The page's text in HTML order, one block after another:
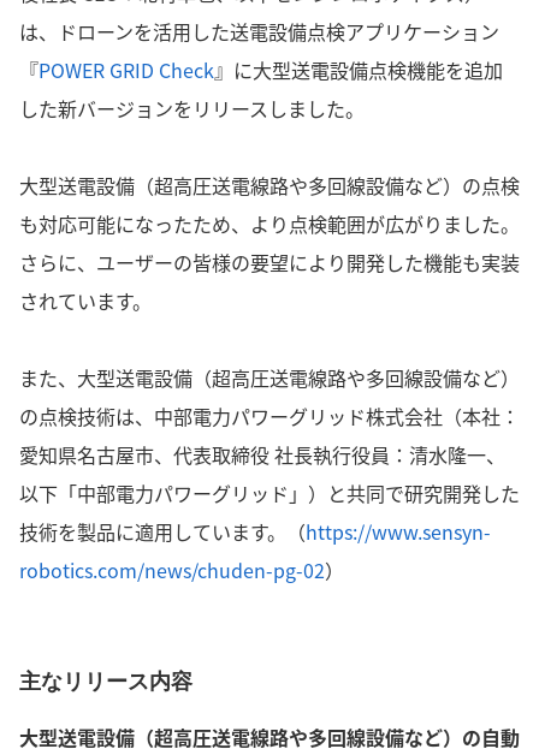
は、ドローンを活用した送電設備点検アプリケーション
『POWER GRID Check』に大型送電設備点検機能を追加
した新バージョンをリリースしました。
大型送電設備（超高圧送電線路や多回線設備など）の点検
も対応可能になったため、より点検範囲が広がりました。
さらに、ユーザーの皆様の要望により開発した機能も実装
されています。
また、大型送電設備（超高圧送電線路や多回線設備など）
の点検技術は、中部電力パワーグリッド株式会社（本社：
愛知県名古屋市、代表取締役 社長執行役員：清水隆一、
以下「中部電力パワーグリッド」）と共同で研究開発した
技術を製品に適用しています。（https://www.sensyn-
robotics.com/news/chuden-pg-02）
主なリリース内容
大型送電設備（超高圧送電線路や多回線設備など）の自動